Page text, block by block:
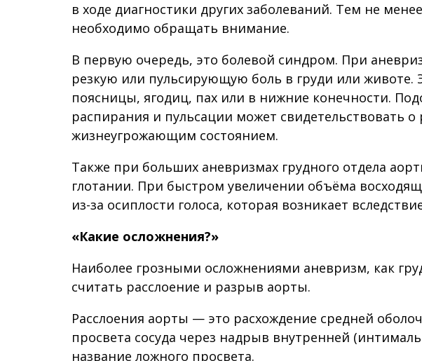
в ходе диагностики других заболеваний. Тем не
необходимо обращать внимание.
В первую очередь, это болевой синдром. При
резкую или пульсирующую боль в груди или животе.
поясницы, ягодиц, пах или в нижние конечности.
распирания и пульсации может свидетельствовать
жизнеугрожающим состоянием.
Также при больших аневризмах грудного отдела
глотании. При быстром увеличении объёма
из-за осиплости голоса, которая возникает
«Какие осложнения?»
Наиболее грозными осложнениями аневризм, как
считать расслоение и разрыв аорты.
Расслоения аорты — это расхождение средней
просвета сосуда через надрыв внутренней
название ложного просвета.